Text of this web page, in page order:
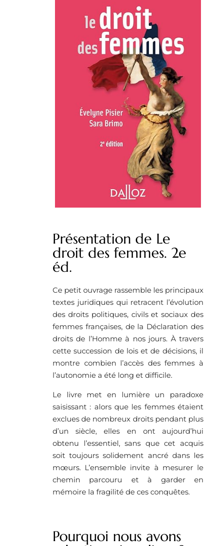
Présentation de Le
droit des femmes. 2e
éd.
Ce petit ouvrage rassemble les principaux
textes juridiques qui retracent l’évolution
des droits politiques, civils et sociaux des
femmes françaises, de la Déclaration des
droits de l’Homme à nos jours. À travers
cette succession de lois et de décisions, il
montre combien l’accès des femmes à
l’autonomie a été long et difficile.
Le livre met en lumière un paradoxe
saisissant : alors que les femmes étaient
exclues de nombreux droits pendant plus
d’un siècle, elles en ont aujourd’hui
obtenu l’essentiel, sans que cet acquis
soit toujours solidement ancré dans les
mœurs. L’ensemble invite à mesurer le
chemin parcouru et à garder en
mémoire la fragilité de ces conquêtes.
Pourquoi nous avons